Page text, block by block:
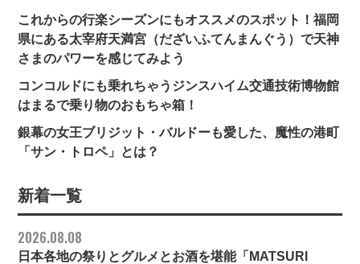
これからの行楽シーズンにもオススメのスポット！福岡
県にある太宰府天満宮（だざいふてんまんぐう）で天神
さまのパワーを感じてみよう
コンコルドにも乗れちゃうジンスハイム交通技術博物館
はまるで乗り物のおもちゃ箱！
銀幕の女王ブリジット・バルドーも愛した、魔性の港町
「サン・トロペ」とは？
新着一覧
2026.08.08
日本各地の祭りとグルメとお酒を堪能「MATSURI